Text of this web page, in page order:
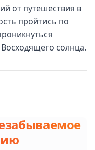
от путешествия в
пройтись по
солнца.